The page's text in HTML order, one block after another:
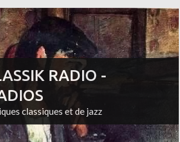
RADIO -
classiques et de jazz